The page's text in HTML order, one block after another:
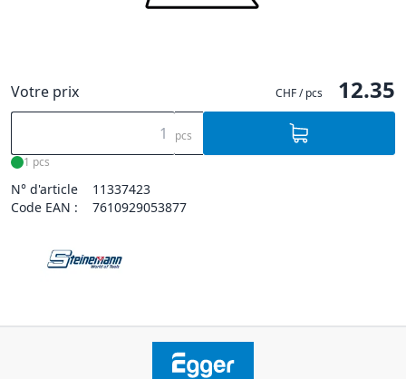
Votre prix CHF / pcs 12.35
pcs
1 pcs
N° d'article
11337423
Code EAN :
7610929053877